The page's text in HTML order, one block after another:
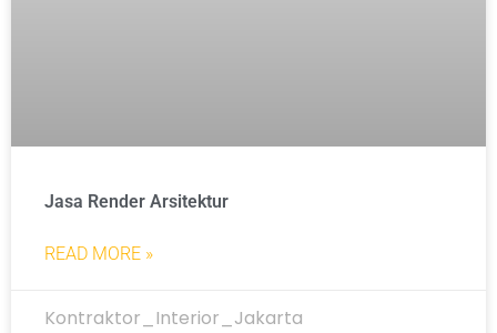
Jasa Render Arsitektur
READ MORE »
Kontraktor_Interior_Jakarta